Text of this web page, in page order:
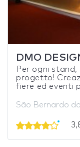
DMO
Per ogni
progetto!
fiere ed eventi
São Bernardo